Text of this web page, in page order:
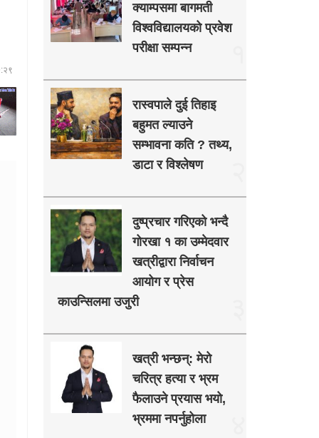
क्याम्पसमा बागमती
विश्वविद्यालयको प्रवेश
परीक्षा सम्पन्न
रास्वपाले दुई तिहाइ
बहुमत ल्याउने
सम्भावना कति ? तथ्य,
डाटा र विश्लेषण
दुष्प्रचार गरिएको भन्दै
गोरखा १ का उम्मेदवार
खत्रीद्वारा निर्वाचन
आयोग र प्रेस
काउन्सिलमा उजुरी
खत्री भन्छन्: मेरो
चरित्र हत्या र भ्रम
फैलाउने प्रयास भयो,
भ्रममा नपर्नुहोला